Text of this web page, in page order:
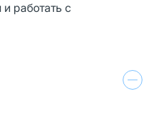
работать с